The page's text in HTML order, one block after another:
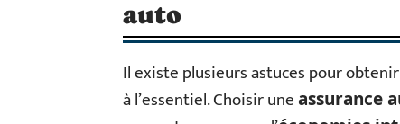
auto
Il existe plusieurs astuces pour
à l’essentiel. Choisir uneassurance